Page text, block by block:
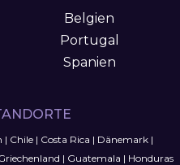
Belgien
Portugal
Spanien
| Chile| Costa Rica | Dänemark|
| Guatemala | Honduras